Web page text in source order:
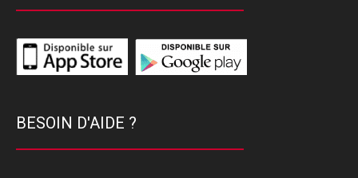
BESOIN D'AIDE ?